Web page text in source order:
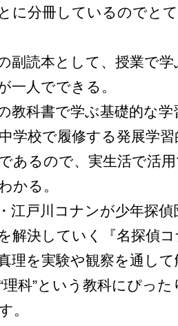
に分冊しているのでと
副読本として、授業で
一人でできる。
教科書で学ぶ基礎的な
学校で履修する発展学
あるので、実生活で活
かる。
江戸川コナンが少年探偵
解決していく『名探偵
理を実験や観察を通し
理科”という教科にぴっ
。